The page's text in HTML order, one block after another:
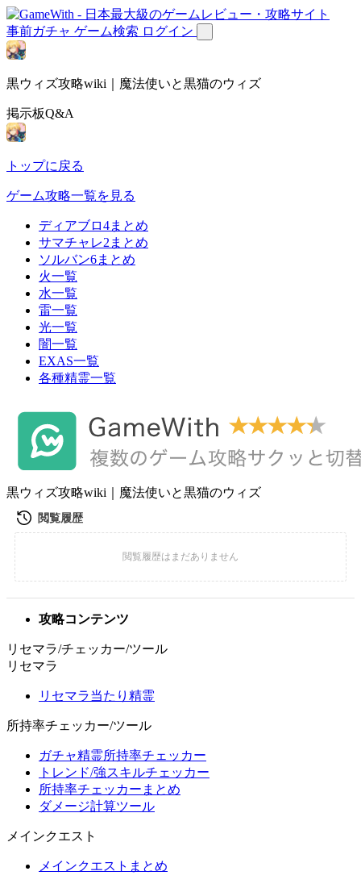
事前ガチャ ゲーム検索 ログイン
黒ウィズ攻略wiki｜魔法使いと黒猫のウィズ
掲示板Q&A
トップに戻る
ゲーム攻略一覧を見る
ディアブロ4まとめ
サマチャレ2まとめ
ソルバン6まとめ
火一覧
水一覧
雷一覧
光一覧
闇一覧
EXAS一覧
各種精霊一覧
黒ウィズ攻略wiki｜魔法使いと黒猫のウィズ
攻略コンテンツ
リセマラ/チェッカー/ツール
リセマラ
リセマラ当たり精霊
所持率チェッカー/ツール
ガチャ精霊所持率チェッカー
トレンド/強スキルチェッカー
所持率チェッカーまとめ
ダメージ計算ツール
メインクエスト
メインクエストまとめ